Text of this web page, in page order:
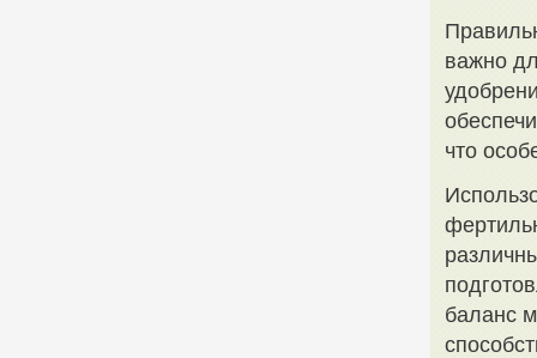
важно
что
баланс